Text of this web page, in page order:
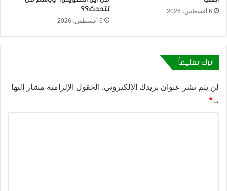
6 أغسطس، 2026
تتحدث؟؟
6 أغسطس، 2026
اترك تعليقاً
لن يتم نشر عنوان بريدك الإلكتروني. الحقول الإلزامية مشار إليها
بـ *